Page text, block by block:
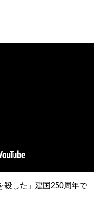
殺した」建国250周年で